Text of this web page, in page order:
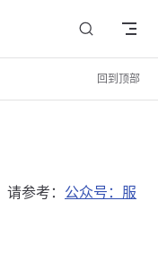
回到顶部
参考： 公众号：服